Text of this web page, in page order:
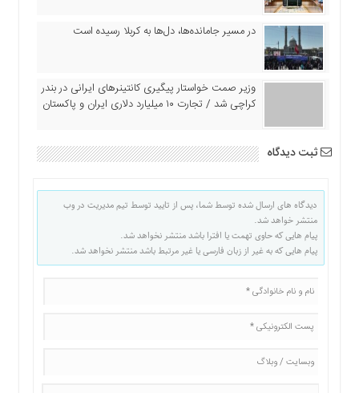
در مسیر جا‌مانده‌ها، دل‌ها به کربلا رسیده است
وزیر صمت خواستار پیگیری کانتینرهای ایرانی در بندر
کراچی شد / تجارت ۱۰ میلیارد دلاری ایران و پاکستان
ثبت دیدگاه
دیدگاه های ارسال شده توسط شما، پس از تایید توسط تیم مدیریت در وب
منتشر خواهد شد.
پیام هایی که حاوی تهمت یا افترا باشد منتشر نخواهد شد.
پیام هایی که به غیر از زبان فارسی یا غیر مرتبط باشد منتشر نخواهد شد.